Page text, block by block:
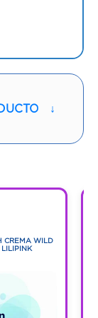
↓
LILIPINK